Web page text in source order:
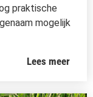
praktische
mogelijk
Lees meer